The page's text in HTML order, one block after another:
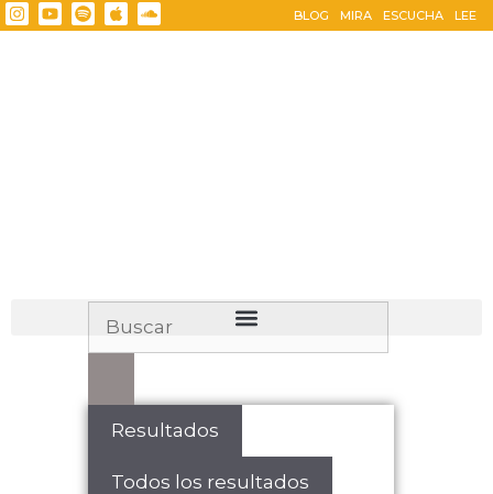
BLOG MIRA ESCUCHA LEE
Resultados
Todos los resultados